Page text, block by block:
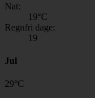
Nat:
19°C
Regnfri dage:
19
Jul
29°C